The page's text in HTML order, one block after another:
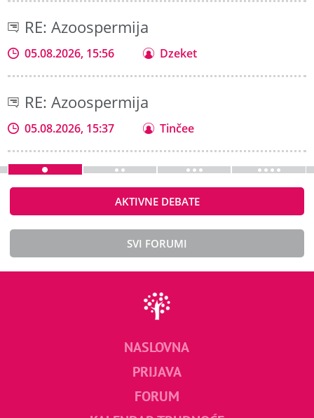
RE: Azoospermija
05.08.2026, 15:56 Dzeket
RE: Azoospermija
05.08.2026, 15:37 Tinčee
AKTIVNE DEBATE
SVI FORUMI
NASLOVNA
PRIJAVA
FORUM